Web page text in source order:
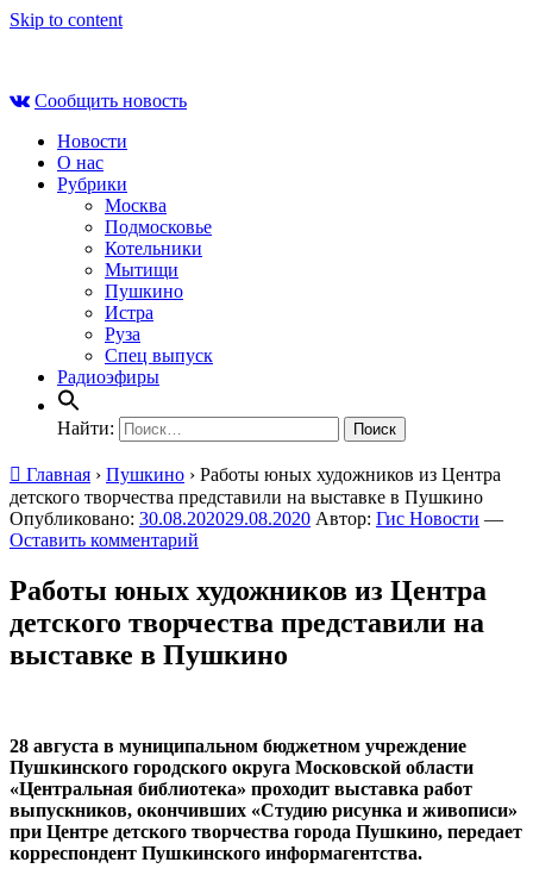
Skip to content
Сообщить новость
Новости
О нас
Рубрики
Москва
Подмосковье
Котельники
Мытищи
Пушкино
Истра
Руза
Спец выпуск
Радиоэфиры
Найти:
Главная › Пушкино › Работы юных художников из Центра
детского творчества представили на выставке в Пушкино
Опубликовано: 30.08.202029.08.2020 Автор: Гис Новости —
Оставить комментарий
Работы юных художников из Центра
детского творчества представили на
выставке в Пушкино
28 августа в муниципальном бюджетном учреждение
Пушкинского городского округа Московской области
«Центральная библиотека» проходит выставка работ
выпускников, окончивших «Студию рисунка и живописи»
при Центре детского творчества города Пушкино, передает
корреспондент Пушкинского информагентства.